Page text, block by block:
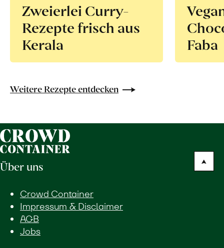
Zweierlei Curry-
Rezepte frisch aus
Kerala
Faba
Weitere Rezepte entdecken
Über uns
Crowd Container
Impressum & Disclaimer
AGB
Jobs